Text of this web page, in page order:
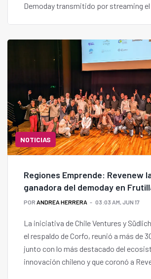
Demoday transmitido por streaming el
NOTICIAS
Regiones Emprende: Revenew
ganadora del demoday en
POR ANDREA HERRERA 03:03 AM, JUN 17
La iniciativa de Chile Ventures y
el respaldo de Corfo, reunió a más de
junto con lo más destacado del
innovación chileno y que coronó a